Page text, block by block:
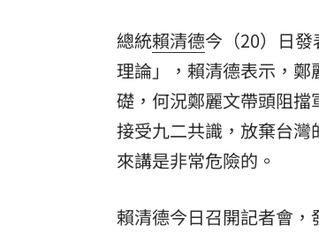
總統賴清德今（20）日
理論」，賴清德表示，
礎，何況鄭麗文帶頭阻
接受九二共識，放棄台
來講是非常危險的。
賴清德今日召開記者會